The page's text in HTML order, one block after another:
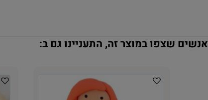
שצפו במוצר זה, התעניינו גם ב: